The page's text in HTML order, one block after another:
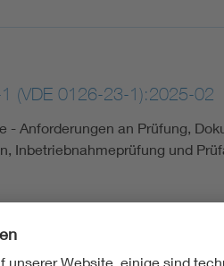
(VDE 0126-23-1):2025-02
- Anforderungen an Prüfung,
Inbetriebnahmeprüfung und